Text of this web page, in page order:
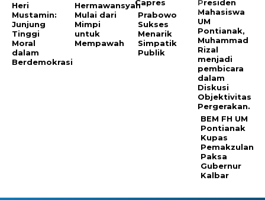
Heri
Mustamin:
Junjung
Tinggi
Moral
dalam
Berdemokrasi
Hermawansyah
Mulai dari
Mimpi
untuk
Mempawah
Prabowo
Sukses
Menarik
Simpatik
Publik
BEM FH UM
Pontianak
Kupas
Pemakzulan
Paksa
Gubernur
Kalbar